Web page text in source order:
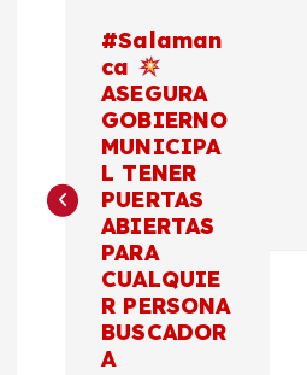
e
#Salaman
ca
ASEGURA
GOBIERNO
MUNICIPA
L TENER
PUERTAS
ABIERTAS
PARA
CUALQUIE
R PERSONA
BUSCADOR
A